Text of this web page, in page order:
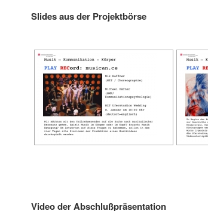
Slides aus der Projektbörse
Video der Abschlußpräsentation